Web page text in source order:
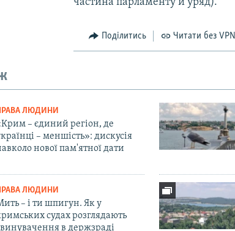
Поділитись Читати без VPN
ЛЮДИНИ
– єдиний регіон, де
– меншість»: дискусія
нової пам'ятної дати
ЛЮДИНИ
– і ти шпигун. Як у
судах розглядають
в держзраді